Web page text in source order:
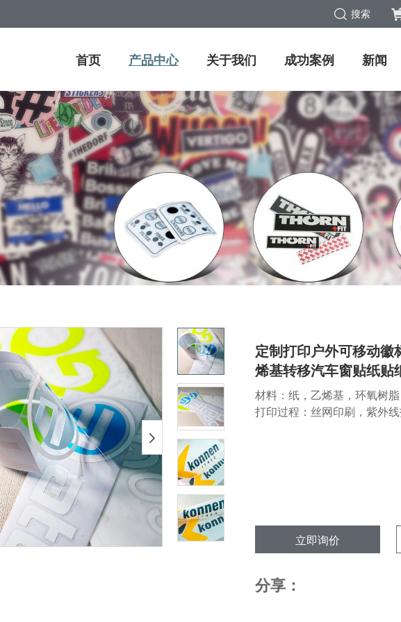
搜索
首页 产品中心 关于我们 成功案例 新闻
定制打印户外可移动徽
烯基转移汽车窗贴纸贴
材料：纸，乙烯基，环氧树
打印过程：丝网印刷，紫外
立即询价
分享：